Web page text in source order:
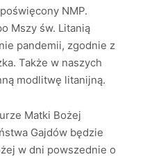
NMP.
Mszy św. Litanią
pandemii, zgodnie z
Także w naszych
modlitwę litanijną.
Matki Bożej
Gajdów będzie
w dni powszednie o